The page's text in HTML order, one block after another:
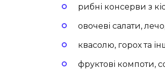
рибні консерви з
овочеві салати,
квасолю, горох та
фруктові компоти,